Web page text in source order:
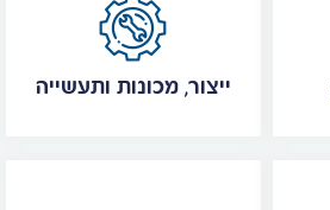
ייצור, מכונות ותעשייה